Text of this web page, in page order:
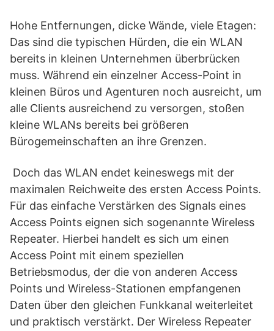
Hohe Entfernungen, dicke Wände, viele Etagen:
Das sind die typischen Hürden, die ein WLAN
bereits in kleinen Unternehmen überbrücken
muss. Während ein einzelner Access-Point in
kleinen Büros und Agenturen noch ausreicht, um
alle Clients ausreichend zu versorgen, stoßen
kleine WLANs bereits bei größeren
Bürogemeinschaften an ihre Grenzen.
Doch das WLAN endet keineswegs mit der
maximalen Reichweite des ersten Access Points.
Für das einfache Verstärken des Signals eines
Access Points eignen sich sogenannte Wireless
Repeater. Hierbei handelt es sich um einen
Access Point mit einem speziellen
Betriebsmodus, der die von anderen Access
Points und Wireless-Stationen empfangenen
Daten über den gleichen Funkkanal weiterleitet
und praktisch verstärkt. Der Wireless Repeater